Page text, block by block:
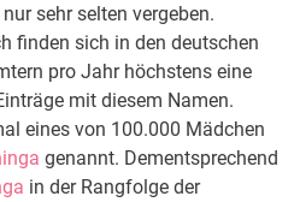
nur sehr selten vergeben.
finden sich in den deutschen
pro Jahr höchstens eine
mit diesem Namen.
eines von 100.000 Mädchen
genannt. Dementsprechend
in der Rangfolge der